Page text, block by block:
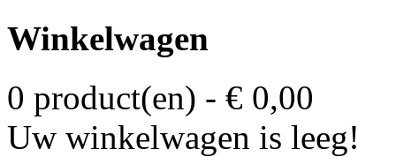
Winkelwagen
0 product(en) - € 0,00
Uw winkelwagen is leeg!